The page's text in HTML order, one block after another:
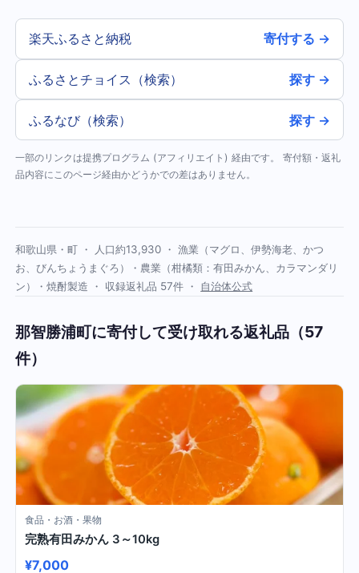
楽天ふるさと納税 寄付する →
ふるさとチョイス（検索） 探す →
ふるなび（検索） 探す →
一部のリンクは提携プログラム (アフィリエイト) 経由です。 寄付額・返礼
品内容にこのページ経由かどうかでの差はありません。
和歌山県・町 ・ 人口約13,930 ・ 漁業（マグロ、伊勢海老、かつ
お、びんちょうまぐろ）・農業（柑橘類：有田みかん、カラマンダリ
ン）・焼酎製造 ・ 収録返礼品 57件 ・ 自治体公式
那智勝浦町に寄付して受け取れる返礼品（57
件）
食品・お酒・果物
完熟有田みかん 3～10kg
¥7,000